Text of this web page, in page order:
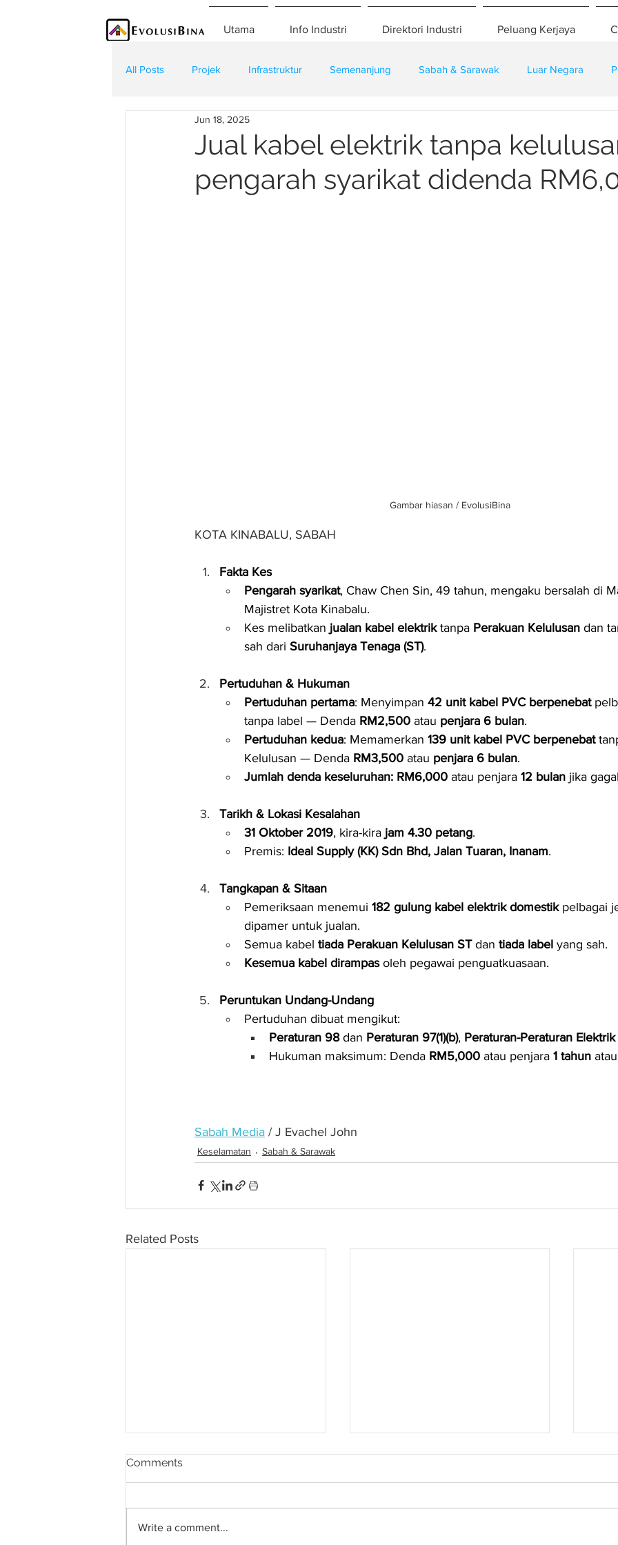
Utama Info Industri Direktori Industri Peluang Kerjaya
All Posts Projek Infrastruktur Semenanjung Sabah & Sarawak Luar Negara
Teknologi Kontraktor
Jual kabel elektrik tanpa
pengarah syarikat didenda
Jun 18, 2025
Gambar hiasan / EvolusiBina
KOTA KINABALU, SABAH
Fakta Kes
Pengarah syarikat, Chaw Chen Sin, 49 tahun, mengaku bersalah di
Majistret Kota Kinabalu.
Kes melibatkan jualan kabel elektrik tanpa Perakuan Kelulusan dan
sah dari Suruhanjaya Tenaga (ST).
Pertuduhan & Hukuman
Pertuduhan pertama: Menyimpan 42 unit kabel PVC berpenebat
tanpa label — Denda RM2,500 atau penjara 6 bulan.
Pertuduhan kedua: Memamerkan 139 unit kabel PVC berpenebat
Kelulusan — Denda RM3,500 atau penjara 6 bulan.
Jumlah denda keseluruhan: RM6,000 atau penjara 12 bulan jika
Tarikh & Lokasi Kesalahan
31 Oktober 2019, kira-kira jam 4.30 petang.
Premis: Ideal Supply (KK) Sdn Bhd, Jalan Tuaran, Inanam.
Tangkapan & Sitaan
Pemeriksaan menemui 182 gulung kabel elektrik domestik pelbagai
dipamer untuk jualan.
Semua kabel tiada Perakuan Kelulusan ST dan tiada label yang sah.
Kesemua kabel dirampas oleh pegawai penguatkuasaan.
Peruntukan Undang-Undang
Pertuduhan dibuat mengikut:
Peraturan 98 dan Peraturan 97(1)(b), Peraturan-Peraturan
Hukuman maksimum: Denda RM5,000 atau penjara 1 tahun
Sabah Media / J Evachel John
Keselamatan Sabah & Sarawak
Related Posts
Comments
Write a comment...